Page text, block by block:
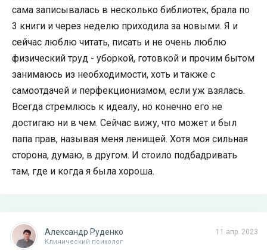
сама записывалась в несколько библиотек, брала по
3 книги и через неделю приходила за новыми. Я и
сейчас люблю читать, писать и не очень люблю
физический труд - уборкой, готовкой и прочим бытом
занимаюсь из необходимости, хоть и также с
самоотдачей и перфекционизмом, если уж взялась.
Всегда стремлюсь к идеалу, но конечно его не
достигаю ни в чем. Сейчас вижу, что может и был
папа прав, называя меня ленищей. Хотя моя сильная
сторона, думаю, в другом. И стоило подбадривать
там, где и когда я была хороша.
11 апр. 2023
Александр Руденко
Клинический психолог